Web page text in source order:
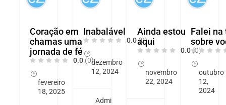
Coração em
chamas uma
jornada de fé
0.0 (0)
fevereiro
18, 2025
Inabalável
0.0 (0)
dezembro
12, 2024
Admi
Ainda estou
aqui
0.0(0)
novembro
22, 2024
Falei na
sobre
outubro
12,
2024